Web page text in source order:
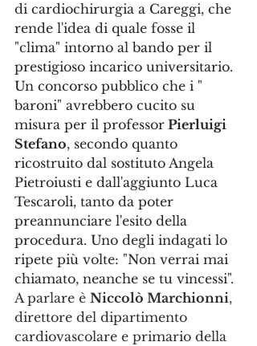
di cardiochirurgia a Careggi, che
rende l'idea di quale fosse il
"clima" intorno al bando per il
prestigioso incarico universitario.
Un concorso pubblico che i "
baroni" avrebbero cucito su
misura per il professor Pierluigi
Stefano, secondo quanto
ricostruito dal sostituto Angela
Pietroiusti e dall'aggiunto Luca
Tescaroli, tanto da poter
preannunciare l'esito della
procedura. Uno degli indagati lo
ripete più volte: "Non verrai mai
chiamato, neanche se tu vincessi".
A parlare è Niccolò Marchionni,
direttore del dipartimento
cardiovascolare e primario della